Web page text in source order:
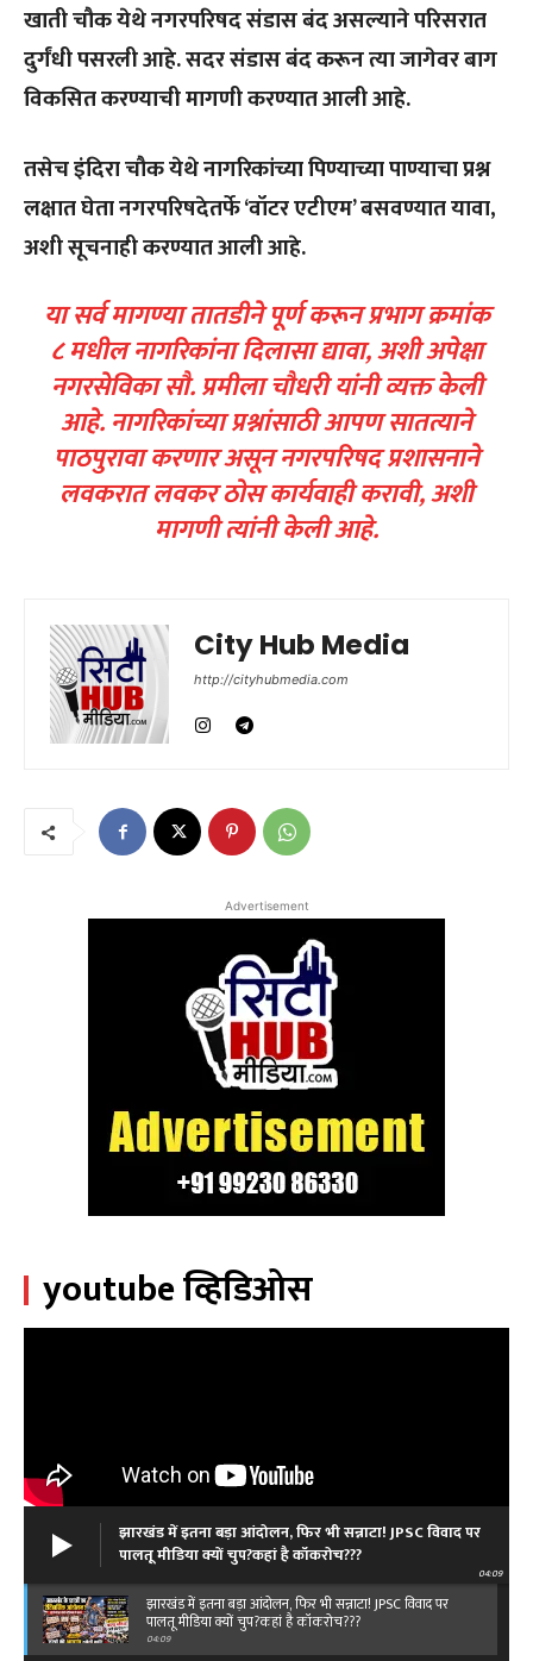
खाती चौक येथे नगरपरिषद संडास बंद असल्याने परिसरात
दुर्गंधी पसरली आहे. सदर संडास बंद करून त्या जागेवर बाग
विकसित करण्याची मागणी करण्यात आली आहे.
तसेच इंदिरा चौक येथे नागरिकांच्या पिण्याच्या पाण्याचा प्रश्न
लक्षात घेता नगरपरिषदेतर्फे ‘वॉटर एटीएम’ बसवण्यात यावा,
अशी सूचनाही करण्यात आली आहे.
या सर्व मागण्या तातडीने पूर्ण करून प्रभाग क्रमांक
८ मधील नागरिकांना दिलासा द्यावा, अशी अपेक्षा
नगरसेविका सौ. प्रमीला चौधरी यांनी व्यक्त केली
आहे. नागरिकांच्या प्रश्नांसाठी आपण सातत्याने
पाठपुरावा करणार असून नगरपरिषद प्रशासनाने
लवकरात लवकर ठोस कार्यवाही करावी, अशी
मागणी त्यांनी केली आहे.
City Hub Media
http://cityhubmedia.com
Advertisement
youtube व्हिडिओस
झारखंड में इतना बड़ा आंदोलन, फिर भी सन्नाटा! JPSC विवाद पर
पालतू मीडिया क्यों चुप?कहां है कॉकरोच???
04:09
झारखंड में इतना बड़ा आंदोलन, फिर भी सन्नाटा! JPSC विवाद पर
पालतू मीडिया क्यों चुप?कहां है कॉकरोच???
04:09